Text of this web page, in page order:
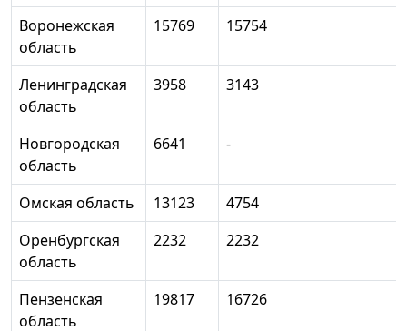
Воронежская
область
15769 15754
Ленинградская
область
3958 3143
Новгородская
область
6641 -
Омская область 13123
4754
Оренбургская
область
2232 2232
Пензенская
область
19817 16726